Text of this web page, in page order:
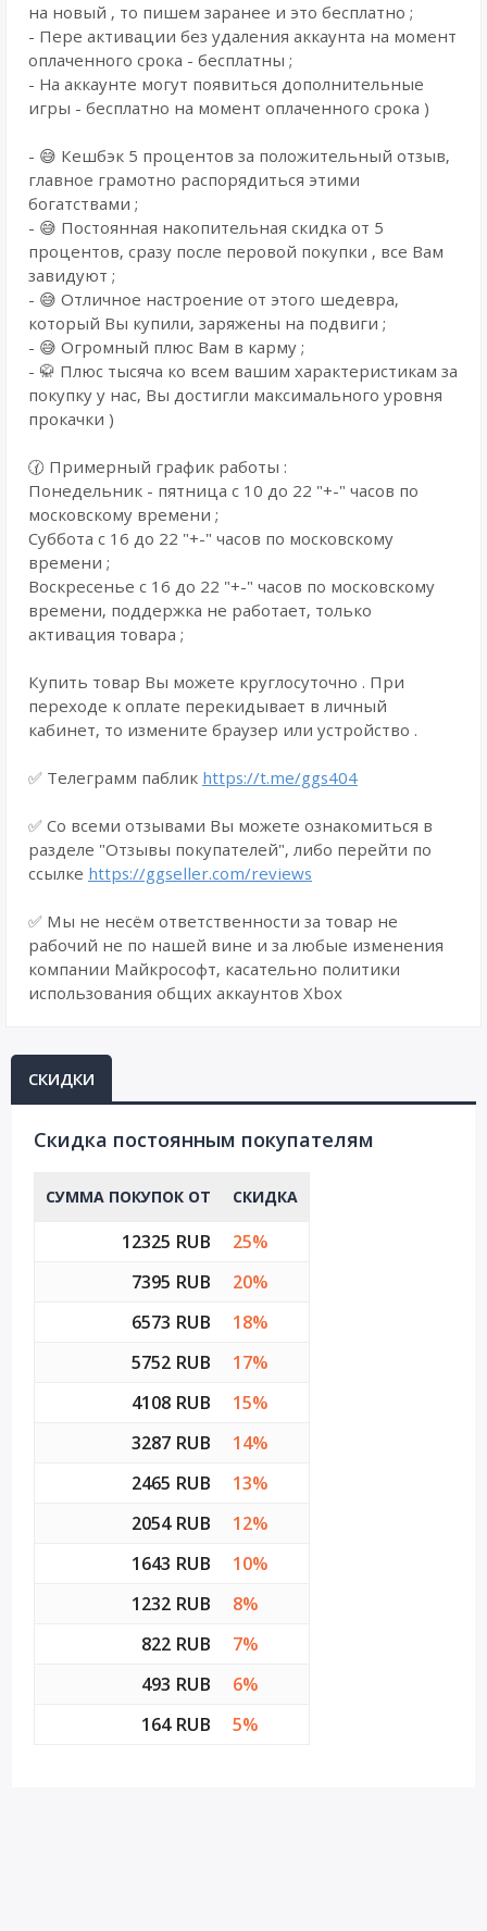
на новый , то пишем заранее и это бесплатно ;
- Пере активации без удаления аккаунта на момент
оплаченного срока - бесплатны ;
- На аккаунте могут появиться дополнительные
игры - бесплатно на момент оплаченного срока )
- 😅 Кешбэк 5 процентов за положительный отзыв,
главное грамотно распорядиться этими
богатствами ;
- 😅 Постоянная накопительная скидка от 5
процентов, сразу после перовой покупки , все Вам
завидуют ;
- 😅 Отличное настроение от этого шедевра,
который Вы купили, заряжены на подвиги ;
- 😅 Огромный плюс Вам в карму ;
- 🥋 Плюс тысяча ко всем вашим характеристикам за
покупку у нас, Вы достигли максимального уровня
прокачки )
🕜 Примерный график работы :
Понедельник - пятница с 10 до 22 "+-" часов по
московскому времени ;
Суббота с 16 до 22 "+-" часов по московскому
времени ;
Воскресенье с 16 до 22 "+-" часов по московскому
времени, поддержка не работает, только
активация товара ;
Купить товар Вы можете круглосуточно . При
переходе к оплате перекидывает в личный
кабинет, то измените браузер или устройство .
✅ Телеграмм паблик https://t.me/ggs404
✅ Со всеми отзывами Вы можете ознакомиться в
разделе "Отзывы покупателей", либо перейти по
ссылке https://ggseller.com/reviews
✅ Мы не несём ответственности за товар не
рабочий не по нашей вине и за любые изменения
компании Майкрософт, касательно политики
использования общих аккаунтов Xbox
СКИДКИ
Cкидка постоянным покупателям
СУММА ПОКУПОК ОТ СКИДКА
12325 RUB
25%
7395 RUB
20%
6573 RUB
18%
5752 RUB
17%
4108 RUB
15%
3287 RUB
14%
2465 RUB
13%
2054 RUB
12%
1643 RUB
10%
1232 RUB
8%
822 RUB
7%
493 RUB
6%
164 RUB
5%